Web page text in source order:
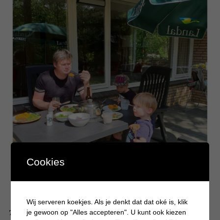
Tijdens hetavondeten zitten wij altijd met ons gezin aan tafel.
Cookies
Wij serveren koekjes. Als je denkt dat dat oké is, klik
je gewoon op "Alles accepteren". U kunt ook kiezen